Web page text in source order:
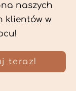
naszych
klientów w
teraz!